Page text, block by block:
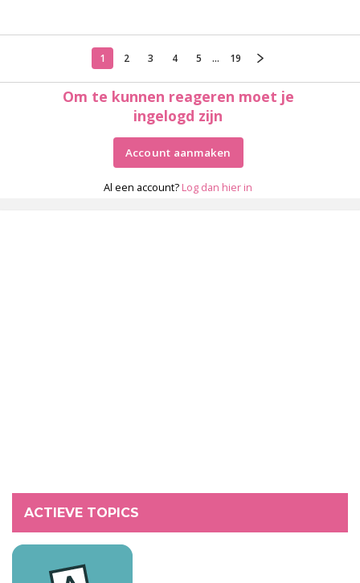
1 2 3 4 5 ... 19
Om te kunnen reageren moet je
ingelogd zijn
Account aanmaken
Al een account? Log dan hier in
ACTIEVE TOPICS